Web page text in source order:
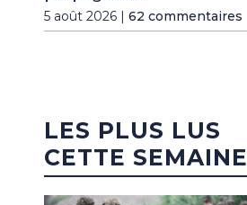
5 août 2026 | 62 commentaires
LES PLUS LUS
CETTE SEMAINE